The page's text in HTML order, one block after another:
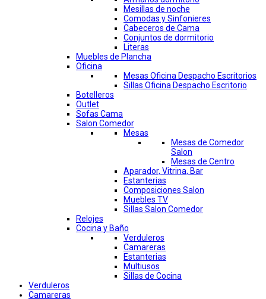
Mesillas de noche
Comodas y Sinfonieres
Cabeceros de Cama
Conjuntos de dormitorio
Literas
Muebles de Plancha
Oficina
Mesas Oficina Despacho Escritorios
Sillas Oficina Despacho Escritorio
Botelleros
Outlet
Sofas Cama
Salon Comedor
Mesas
Mesas de Comedor
Salon
Mesas de Centro
Aparador, Vitrina, Bar
Estanterias
Composiciones Salon
Muebles TV
Sillas Salon Comedor
Relojes
Cocina y Baño
Verduleros
Camareras
Estanterias
Multiusos
Sillas de Cocina
Verduleros
Camareras